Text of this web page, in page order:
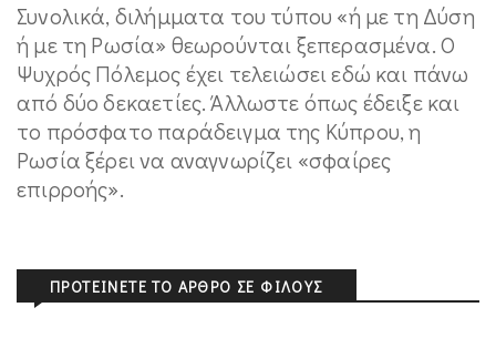
Συνολικά, διλήμματα του τύπου «ή με τη Δύση
ή με τη Ρωσία» θεωρούνται ξεπερασμένα. Ο
Ψυχρός Πόλεμος έχει τελειώσει εδώ και πάνω
από δύο δεκαετίες. Άλλωστε όπως έδειξε και
το πρόσφατο παράδειγμα της Κύπρου, η
Ρωσία ξέρει να αναγνωρίζει «σφαίρες
επιρροής».
ΠΡΟΤΕΊΝΕΤΕ ΤΟ ΆΡΘΡΟ ΣΕ ΦΊΛΟΥΣ